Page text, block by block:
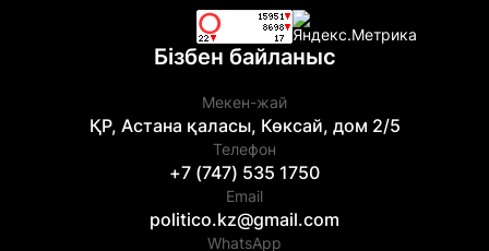
Бізбен байланыс
Мекен-жай
ҚР, Астана қаласы, Көксай, дом 2/5
Телефон
+7 (747) 535 1750
Email
politico.kz@gmail.com
WhatsApp